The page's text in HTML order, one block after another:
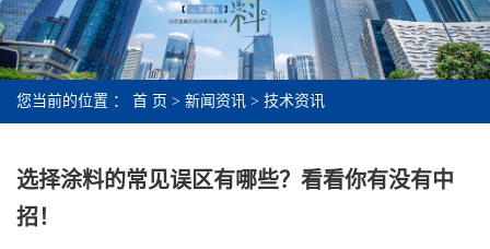
您当前的位置 ： 首 页 > 新闻资讯 > 技术资讯
选择涂料的常见误区有哪些？看看你有没有中
招！